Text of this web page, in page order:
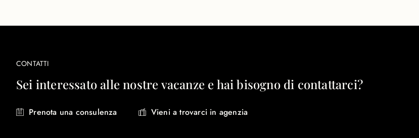
CONTATTI
Sei interessato alle nostre vacanze e hai bisogno di contattarci?
Prenota una consulenza Vieni a trovarci in agenzia